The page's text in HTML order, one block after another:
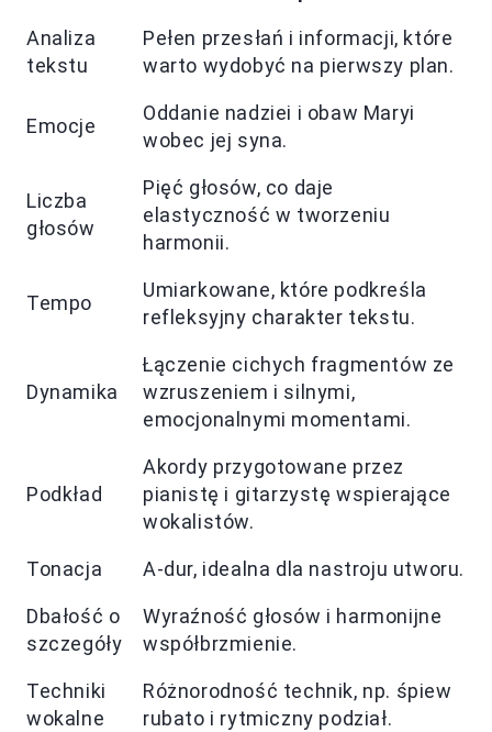
Analiza
tekstu
Pełen przesłań i informacji, które
warto wydobyć na pierwszy plan.
Emocje
Oddanie nadziei i obaw Maryi
wobec jej syna.
Liczba
głosów
Pięć głosów, co daje
elastyczność w tworzeniu
harmonii.
Tempo
Umiarkowane, które podkreśla
refleksyjny charakter tekstu.
Dynamika
Łączenie cichych fragmentów ze
wzruszeniem i silnymi,
emocjonalnymi momentami.
Podkład
Akordy przygotowane przez
pianistę i gitarzystę wspierające
wokalistów.
Tonacja A-dur, idealna dla nastroju utworu.
Dbałość o
szczegóły
Wyraźność głosów i harmonijne
współbrzmienie.
Techniki
wokalne
Różnorodność technik, np. śpiew
rubato i rytmiczny podział.